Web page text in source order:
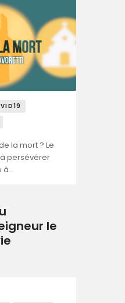
la mort ? Le
persévérer
à…
le